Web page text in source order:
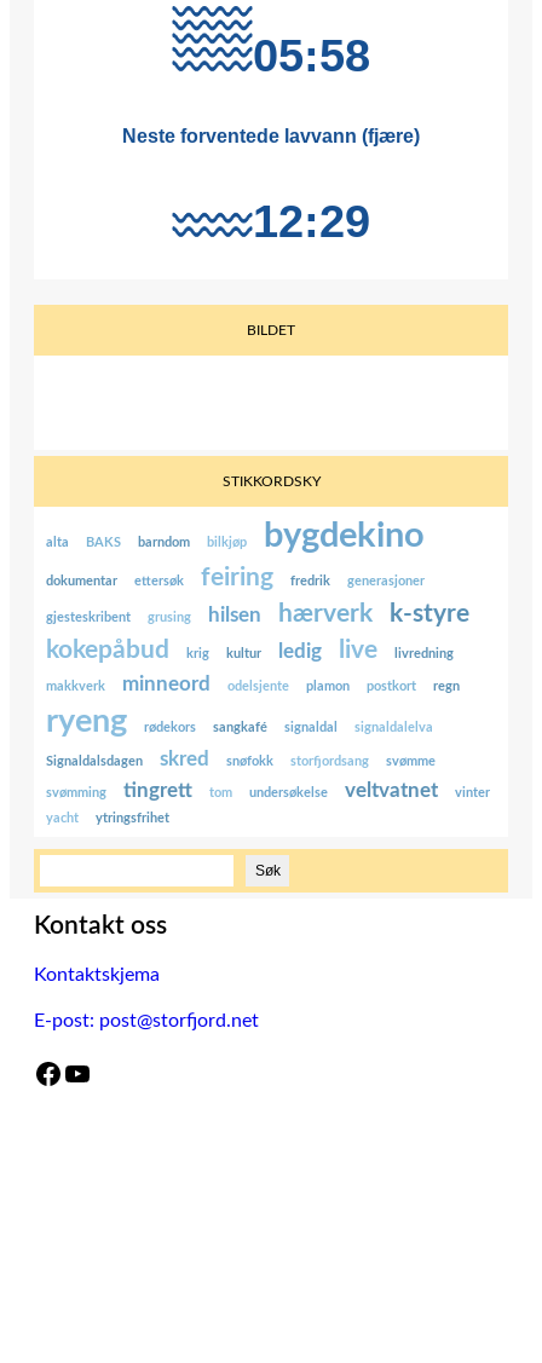
BILDET
STIKKORDSKY
alta BAKS barndom bilkjøp bygdekino
dokumentar ettersøk feiring fredrik generasjoner
gjesteskribent grusing hilsen hærverk
k-styre
kokepåbud
krig kultur ledig live livredning
makkverk minneord odelsjente plamon postkort regn
ryeng rødekors sangkafé signaldal signaldalelva
Signaldalsdagen skred snøfokk storfjordsang svømme
svømming tingrett tom undersøkelse veltvatnet
vinter
yacht
ytringsfrihet
ø
k
Søk
Kontakt oss
Kontaktskjema
E-post: post@storfjord.net
Facebook YouTube